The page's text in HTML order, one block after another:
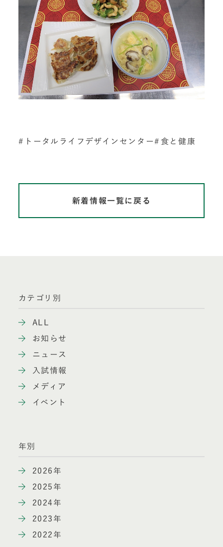
トータルライフデザインセンター 食と健康
新着情報一覧に戻る
カテゴリ別
ALL
お知らせ
ニュース
入試情報
メディア
イベント
年別
2026年
2025年
2024年
2023年
2022年